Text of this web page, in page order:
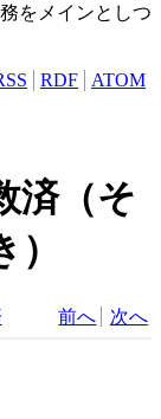
をメインとしつ
RDF ATOM
済（そ
前へ 次へ